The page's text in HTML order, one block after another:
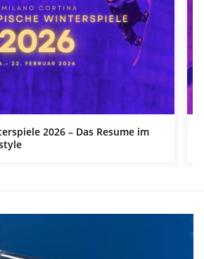
2026 – Das Resume im